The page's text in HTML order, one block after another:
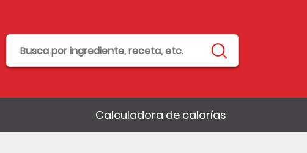
Calculadora de calorías